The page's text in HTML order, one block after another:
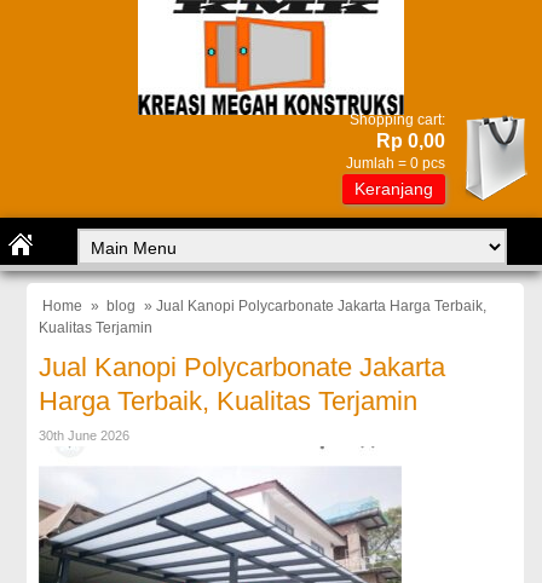
Shopping cart:
Rp 0,00
Jumlah = 0 pcs
Keranjang
Home » blog » Jual Kanopi Polycarbonate Jakarta Harga Terbaik,
Kualitas Terjamin
Jual Kanopi Polycarbonate Jakarta
Harga Terbaik, Kualitas Terjamin
30th June 2026